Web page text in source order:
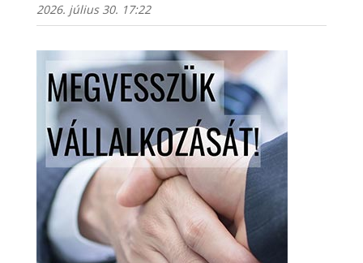
2026. július 30. 17:22